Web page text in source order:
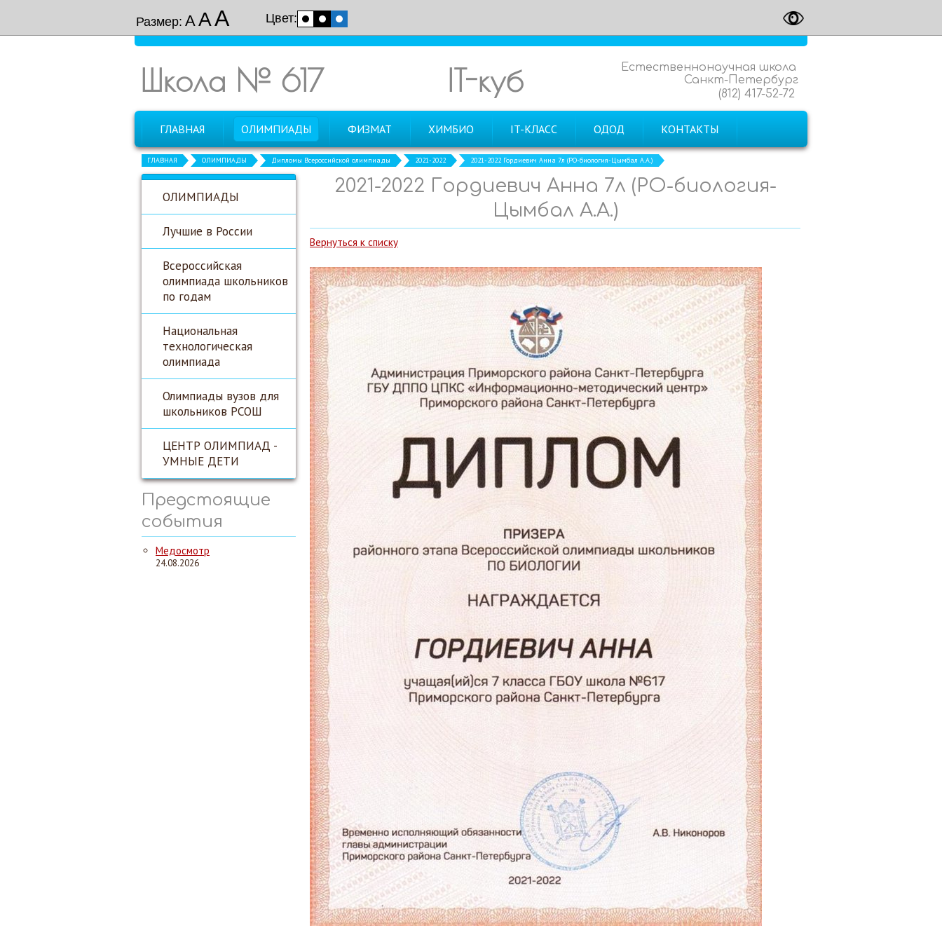
Размер: ААА Цвет:
Школа № 617
Естественнонаучная школа
Санкт-Петербург
(812) 417-52-72
IT-куб
ГЛАВНАЯ ОЛИМПИАДЫ ФИЗМАТ ХИМБИО IT-КЛАСС ОДОД КОНТАКТЫ
ГЛАВНАЯ ОЛИМПИАДЫ Дипломы Всероссийской олимпиады 2021-2022 2021-2022 Гордиевич Анна 7л (РО-биология-Цымбал А.А.)
ОЛИМПИАДЫ
Лучшие в России
Всероссийская
олимпиада школьников
по годам
Национальная
технологическая
олимпиада
Олимпиады вузов для
школьников РСОШ
ЦЕНТР ОЛИМПИАД -
УМНЫЕ ДЕТИ
Предстоящие
события
Медосмотр
24.08.2026
2021-2022 Гордиевич Анна 7л (РО-биология-
Цымбал А.А.)
Вернуться к списку